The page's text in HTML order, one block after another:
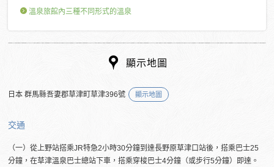
溫泉旅館內三種不同形式的溫泉
顯示地圖
日本 群馬縣吾妻郡草津町草津396號 顯示地圖
交通
（一）從上野站搭乘JR特急2小時30分鐘到達長野原草津口站後，搭乘巴士25
分鐘，在草津溫泉巴士總站下車，搭乘穿梭巴士4分鐘（或步行5分鐘）即達。